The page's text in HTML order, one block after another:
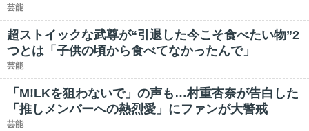
芸能
超ストイックな武尊が“引退した今こそ食べたい物”2
つとは「子供の頃から食べてなかったんで」
芸能
「M!LKを狙わないで」の声も…村重杏奈が告白した
「推しメンバーへの熱烈愛」にファンが大警戒
芸能